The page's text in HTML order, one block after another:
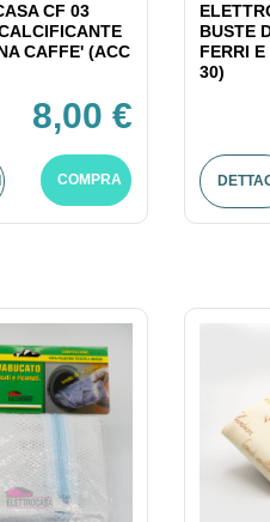
CF 03
CAFFE' (ACC
8,00 €
COMPRA
BUSTE
FERRI
30)